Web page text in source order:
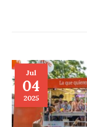
Jul
04
2025